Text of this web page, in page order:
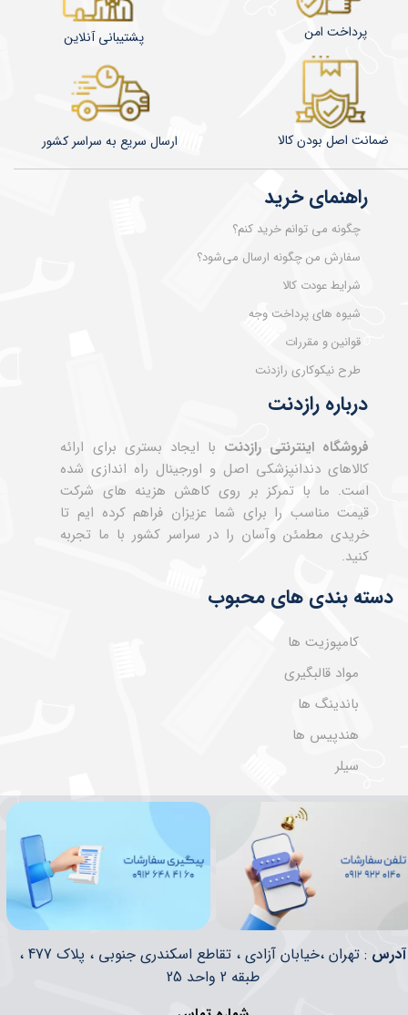
درباره رازدنت
فروشگاه اینترنتی رازدنت با ایجاد بستری برای ارائه
کالاهای دندانپزشکی اصل و اورجینال راه اندازی شده
است. ما با تمرکز بر روی کاهش هزینه های شرکت
قیمت مناسب را برای شما عزیزان فراهم کرده ایم تا
خریدی مطمئن وآسان را در سراسر کشور با ما تجربه
کنید.
راهنمای خرید
چگونه می توانم خرید کنم؟
سفارش من چگونه ارسال می‌شود؟
شرایط عودت کالا
شیوه های پرداخت وجه
قوانین و مقررات
طرح نیکوکاری رازدنت
دسته بندی های محبوب
کامپوزیت ها
مواد قالبگیری
باندینگ ها
هندپیس ها
سیلر
​​آدرس
: تهران ،خیابان آزادی ، تقاطع اسکندری جنوبی ، پلاک 477 ،
طبقه 2 واحد 25
​​​​ارسال سریع به سراسر کشور ضمانت اصل بودن کالا
پشتیبانی آنلاین پرداخت امن